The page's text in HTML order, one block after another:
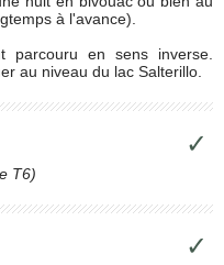
à l'avance).
parcouru en sens inverse.
au niveau du lac Salterillo.
✓
T6)
✓